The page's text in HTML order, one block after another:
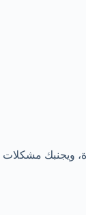
ويجنبك مشكلات